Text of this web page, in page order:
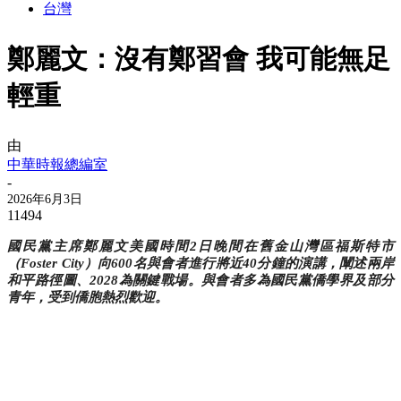
台灣
鄭麗文：沒有鄭習會 我可能無足
輕重
由
中華時報總編室
-
2026年6月3日
11494
國民黨主席鄭麗文美國時間2日晚間在舊金山灣區福斯特市
（Foster City）向600名與會者進行將近40分鐘的演講，闡述兩岸
和平路徑圖、2028為關鍵戰場。與會者多為國民黨僑學界及部分
青年，受到僑胞熱烈歡迎。